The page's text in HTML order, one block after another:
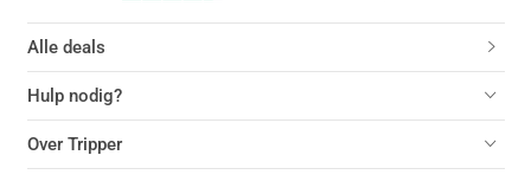
Alle deals
Hulp nodig?
Over Tripper